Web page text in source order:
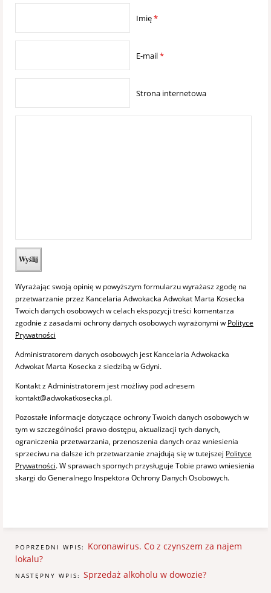
Imię*
E-mail*
Strona internetowa
Wyrażając swoją opinię w powyższym formularzu wyrażasz zgodę na
przetwarzanie przez Kancelaria Adwokacka Adwokat Marta Kosecka
Twoich danych osobowych w celach ekspozycji treści komentarza
zgodnie z zasadami ochrony danych osobowych wyrażonymi w Polityce
Prywatności
Administratorem danych osobowych jest Kancelaria Adwokacka
Adwokat Marta Kosecka z siedzibą w Gdyni.
Kontakt z Administratorem jest możliwy pod adresem
kontakt@adwokatkosecka.pl.
Pozostałe informacje dotyczące ochrony Twoich danych osobowych w
tym w szczególności prawo dostępu, aktualizacji tych danych,
ograniczenia przetwarzania, przenoszenia danych oraz wniesienia
sprzeciwu na dalsze ich przetwarzanie znajdują się w tutejszej Polityce
Prywatności. W sprawach spornych przysługuje Tobie prawo wniesienia
skargi do Generalnego Inspektora Ochrony Danych Osobowych.
POPRZEDNI WPIS: Koronawirus. Co z czynszem za najem
lokalu?
NASTĘPNY WPIS: Sprzedaż alkoholu w dowozie?